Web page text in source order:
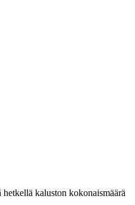
kaluston kokonaismäärä